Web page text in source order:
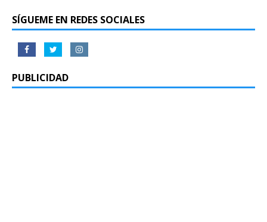
SÍGUEME EN REDES SOCIALES
PUBLICIDAD